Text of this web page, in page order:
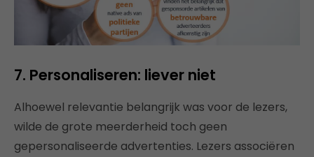
7. Personaliseren: liever niet
Alhoewel relevantie belangrijk was voor de lezers,
wilde de grote meerderheid toch geen
gepersonaliseerde advertenties. Lezers associëren